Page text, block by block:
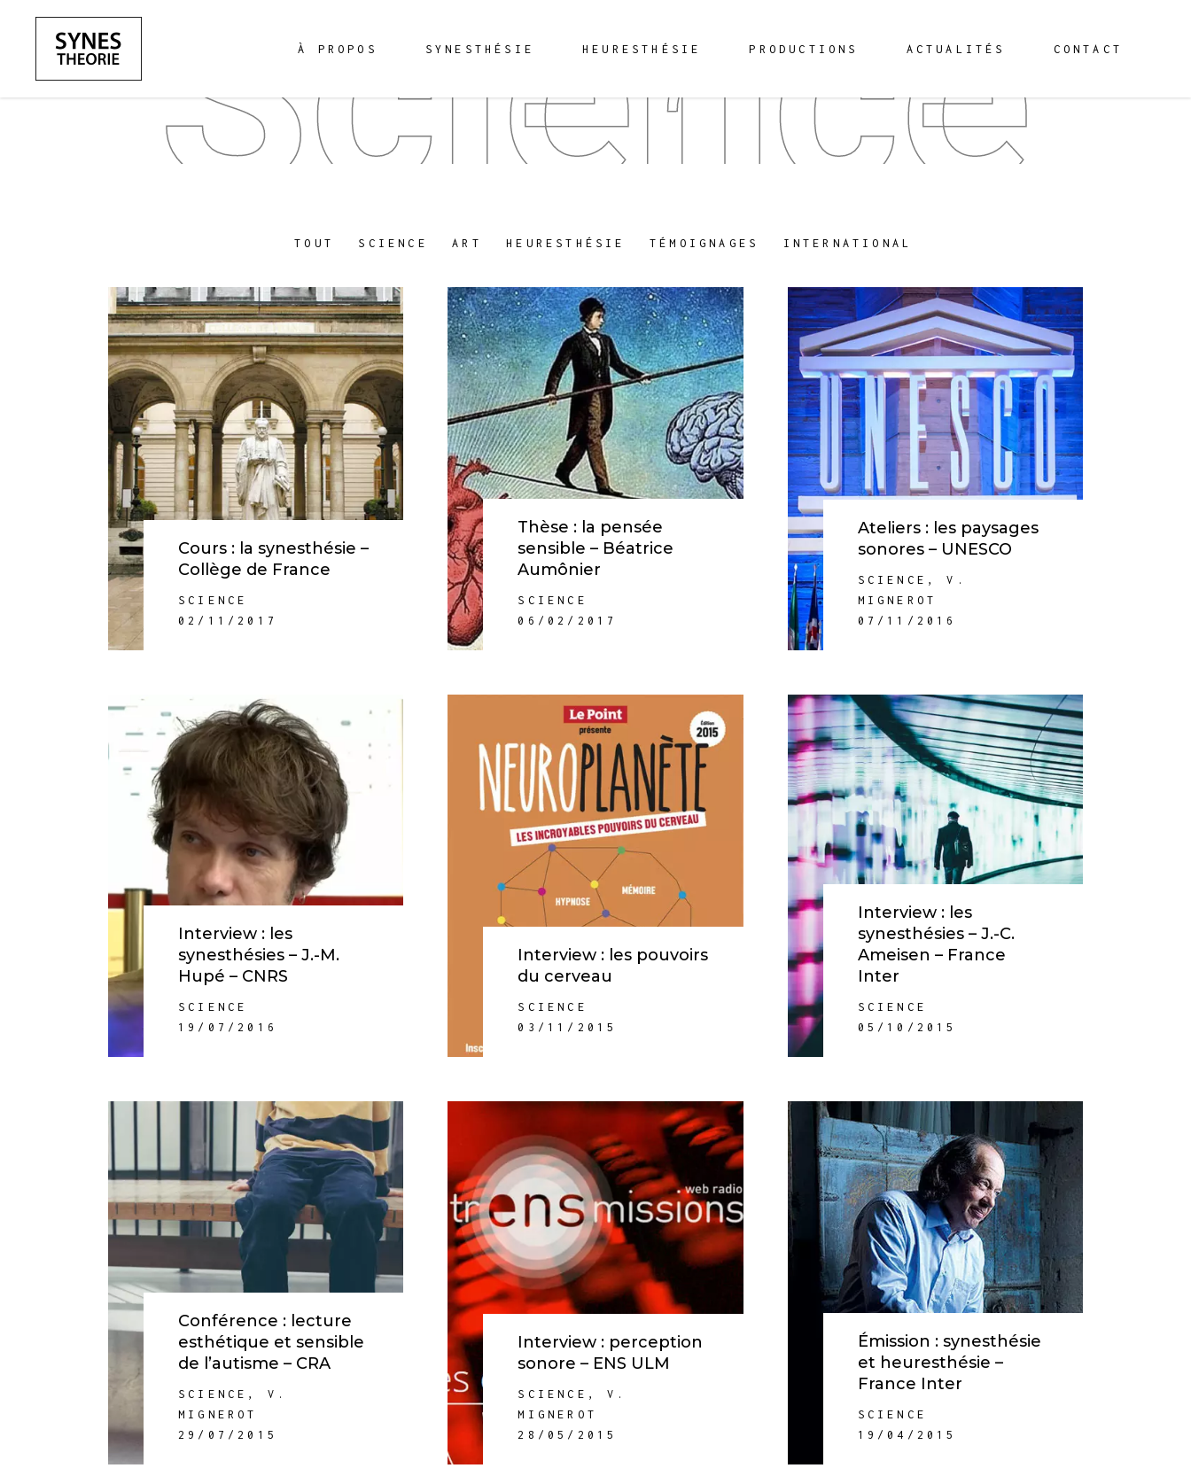
À PROPOS SYNESTHÉSIE HEURESTHÉSIE PRODUCTIONS ACTUALITÉS CONTACT
Science
TOUT SCIENCE ART HEURESTHÉSIE TÉMOIGNAGES INTERNATIONAL
Cours : la synesthésie –
Collège de France
SCIENCE
02/11/2017
Thèse : la pensée
sensible – Béatrice
Aumônier
SCIENCE
06/02/2017
Ateliers : les paysages
sonores – UNESCO
SCIENCE ,V.
MIGNEROT
07/11/2016
Interview : les
synesthésies – J.-M.
Hupé – CNRS
SCIENCE
19/07/2016
Interview : les pouvoirs
du cerveau
SCIENCE
03/11/2015
Interview : les
synesthésies – J.-C.
Ameisen – France
Inter
SCIENCE
05/10/2015
Conférence : lecture
esthétique et sensible
de l’autisme – CRA
SCIENCE , V.
MIGNEROT
29/07/2015
Interview : perception
sonore – ENS ULM
SCIENCE ,V.
MIGNEROT
28/05/2015
Émission : synesthésie
et heuresthésie –
France Inter
SCIENCE
19/04/2015